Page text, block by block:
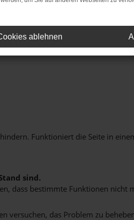
Funktioniert die Seite in
sind.
dass bestimmte Funktionen nicht
das Problem zu
ablehnen